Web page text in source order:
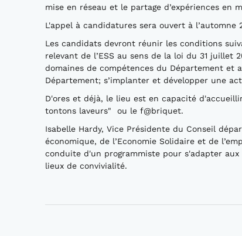
mise en réseau et le partage d’expériences
L'appel à candidatures sera ouvert à
Les candidats devront réunir les conditions
relevant de l’ESS au sens de la loi du 31 juillet
domaines de compétences du Département
Département; s’implanter et développer une
D'ores et déjà, le lieu est en capacité
tontons laveurs" ou le f@briquet.
Isabelle Hardy, Vice Présidente du Conseil
économique, de l’Economie Solidaire et de
conduite d'un programmiste pour s'adapter
lieux de convivialité.